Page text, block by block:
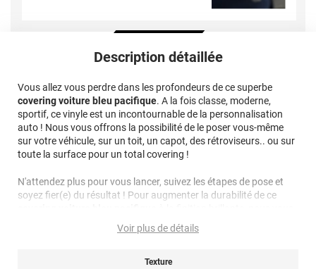
Description détaillée
Vous allez vous perdre dans les profondeurs de ce superbe
covering voiture bleu pacifique. A la fois classe, moderne,
sportif, ce vinyle est un incontournable de la personnalisation
auto ! Nous vous offrons la possibilité de le poser vous-même
sur votre véhicule, sur un toit, un capot, des rétroviseurs.. ou sur
toute la surface pour un total covering !
N'attendez plus pour vous lancer, suivez les étapes de pose et
soyez fier(e) du résultat ! Pour augmenter la durabilité de ce
conseillons un nettoyage sans solvants ni produits abrasifs et
l'utilisation d'un chiffon microfibre pour éviter les rayures.
Note importante : faire son choix entre un covering 2D ou 3D ?
Voir plus de détails
Texture